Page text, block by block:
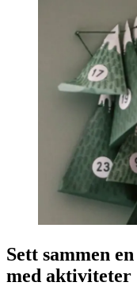
Sett sammen
med aktiviteter